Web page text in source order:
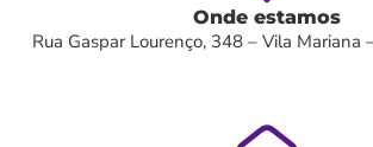
Onde estamos
Rua Gaspar Lourenço, 348 – Vila Mariana